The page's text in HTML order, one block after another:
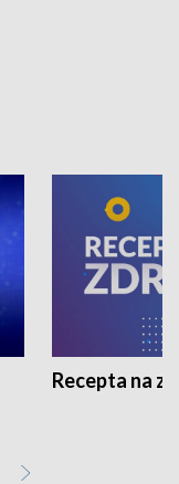
Recepta na